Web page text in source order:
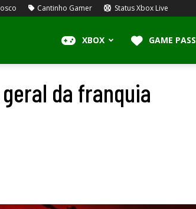
Cantinho Gamer Status Xbox Live
XBOX GAME PASS
da franquia